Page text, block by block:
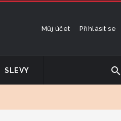
Můj účet Přihlásit se
SLEVY search